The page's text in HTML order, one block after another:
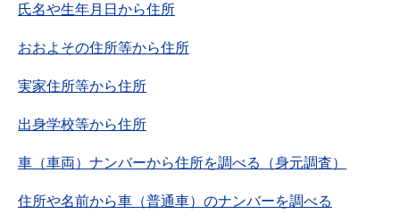
氏名や生年月日から住所
おおよその住所等から住所
実家住所等から住所
出身学校等から住所
車（車両）ナンバーから住所を調べる（身元調査）
住所や名前から車（普通車）のナンバーを調べる